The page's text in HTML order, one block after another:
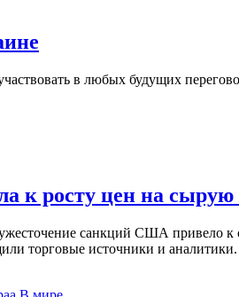
в любых будущих
к росту цен на сырую
санкций США привело
торговые источники и аналитики.